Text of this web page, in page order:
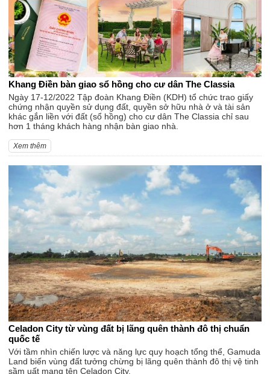
Khang Điền bàn giao sổ hồng cho cư dân The Classia
Ngày 17-12/2022 Tập đoàn Khang Điền (KDH) tổ chức trao giấy
chứng nhận quyền sử dụng đất, quyền sở hữu nhà ở và tài sản
khác gắn liền với đất (sổ hồng) cho cư dân The Classia chỉ sau
hơn 1 tháng khách hàng nhận bàn giao nhà.
Xem thêm
Celadon City từ vùng đất bị lãng quên thành đô thị chuẩn
quốc tế
Với tầm nhìn chiến lược và năng lực quy hoạch tổng thể, Gamuda
Land biến vùng đất tưởng chừng bị lãng quên thành đô thị vệ tinh
sầm uất mang tên Celadon City.